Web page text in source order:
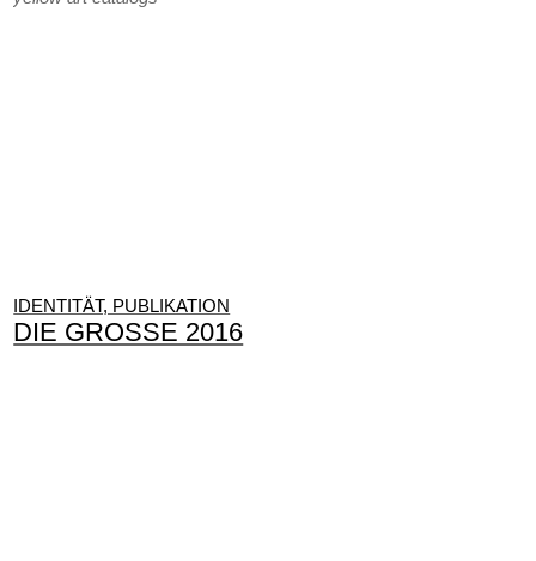
IDENTITÄT, PUBLIKATION
DIE GROSSE 2016